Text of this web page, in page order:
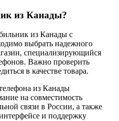
из Канады?
из Канады с
выбрать надежного
специализирующийся
Важно проверить
в качестве товара.
из Канады
на совместимость
связи в России, а также
и поддержку